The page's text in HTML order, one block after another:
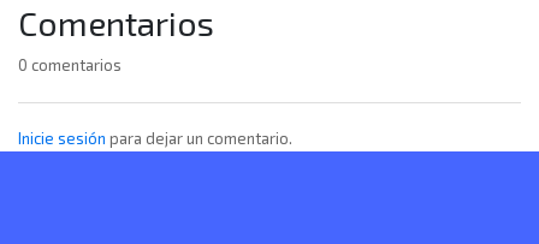
Comentarios
0 comentarios
Inicie sesión para dejar un comentario.